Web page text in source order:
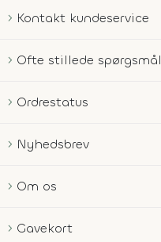
Kontakt kundeservice
Ofte stillede spørgsmål
Ordrestatus
Nyhedsbrev
Om os
Gavekort